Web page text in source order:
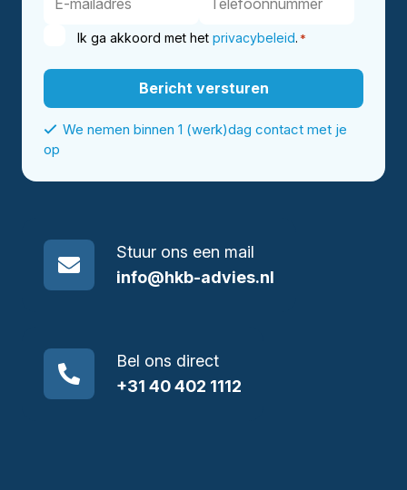
Ik ga akkoord met het privacybeleid. *
We nemen binnen 1 (werk)dag contact met je
op
Stuur ons een mail
info@hkb-advies.nl
Bel ons direct
+31 40 402 1112